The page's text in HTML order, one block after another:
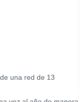
una red de 13